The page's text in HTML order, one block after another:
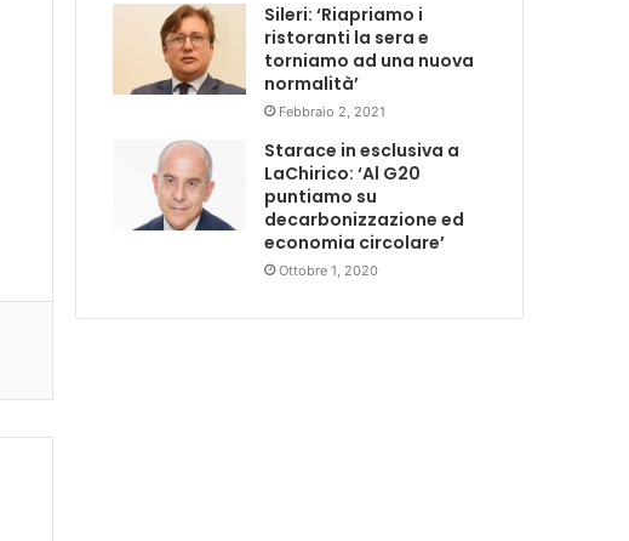
Sileri: ‘Riapriamo i
ristoranti la sera e
torniamo ad una nuova
normalità’
Febbraio 2, 2021
Starace in esclusiva a
LaChirico: ‘Al G20
puntiamo su
decarbonizzazione ed
economia circolare’
Ottobre 1, 2020